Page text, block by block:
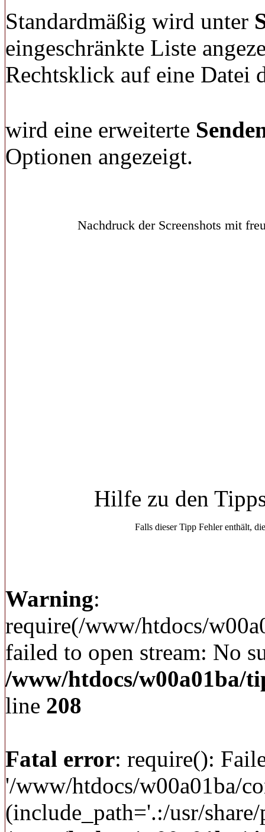
Standardmäßig wird unter
eingeschränkte Liste
Rechtsklick auf eine Datei
wird eine erweiterte
Optionen angezeigt.
Nachdruck der Screenshots mit
Hilfe zu den
Falls dieser Tipp Fehler enthält,
Warning:
require(/www/htdocs/
failed to open stream: No
/www/htdocs/w00a01ba/
line 208
Fatal error: require():
'/www/htdocs/w00a01ba/
(include_path='.:/usr/